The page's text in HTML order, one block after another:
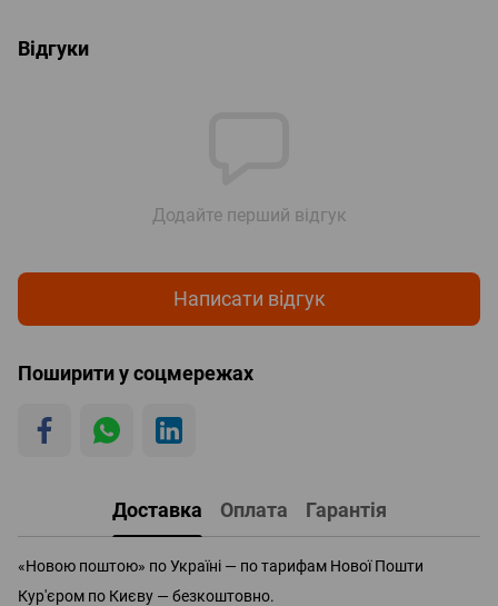
Відгуки
Додайте перший відгук
Написати відгук
Поширити у соцмережах
Доставка Оплата Гарантія
«Новою поштою» по Україні — по тарифам Нової Пошти
Кур'єром по Києву — безкоштовно.